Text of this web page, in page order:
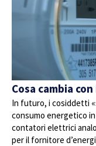
Cosa cambia
In futuro, i cosiddetti
consumo energetico
contatori elettrici
per il fornitore